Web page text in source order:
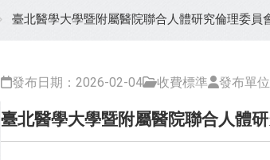
臺北醫學大學暨附屬醫院聯合人體研究倫理委員
發布日期：2026-02-04 收費標準 發布單
臺北醫學大學暨附屬醫院聯合人體